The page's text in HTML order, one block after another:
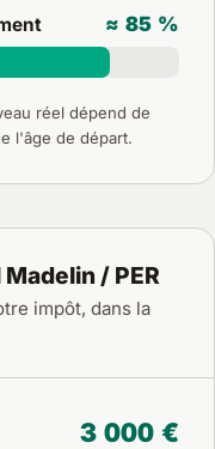
≈ 85 %
réel dépend de
l'âge de départ.
/ PER
impôt, dans la
3 000 €